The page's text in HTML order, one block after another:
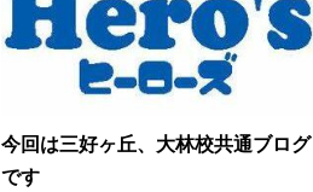
今回は三好ヶ丘、大林校共通ブログ
です